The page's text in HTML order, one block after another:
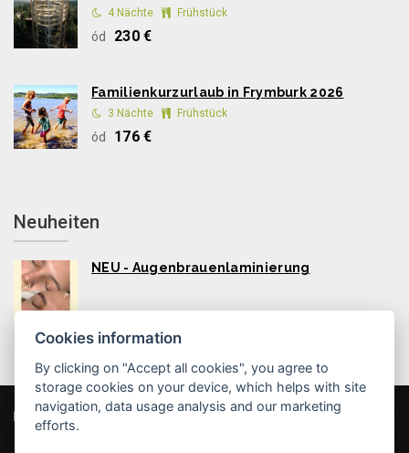
4 Nächte Frühstück
ód 230 €
Familienkurzurlaub in Frymburk 2026
3 Nächte Frühstück
ód 176 €
Neuheiten
NEU - Augenbrauenlaminierung
Hotel MAXANT Frymburk 80, 382 79 Frymburk
Cookies information
By clicking on "Accept all cookies", you agree to
storage cookies on your device, which helps with site
navigation, data usage analysis and our marketing
efforts.